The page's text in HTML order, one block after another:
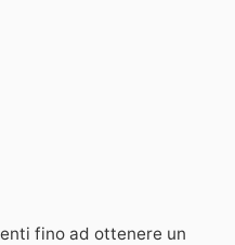
fino ad ottenere un